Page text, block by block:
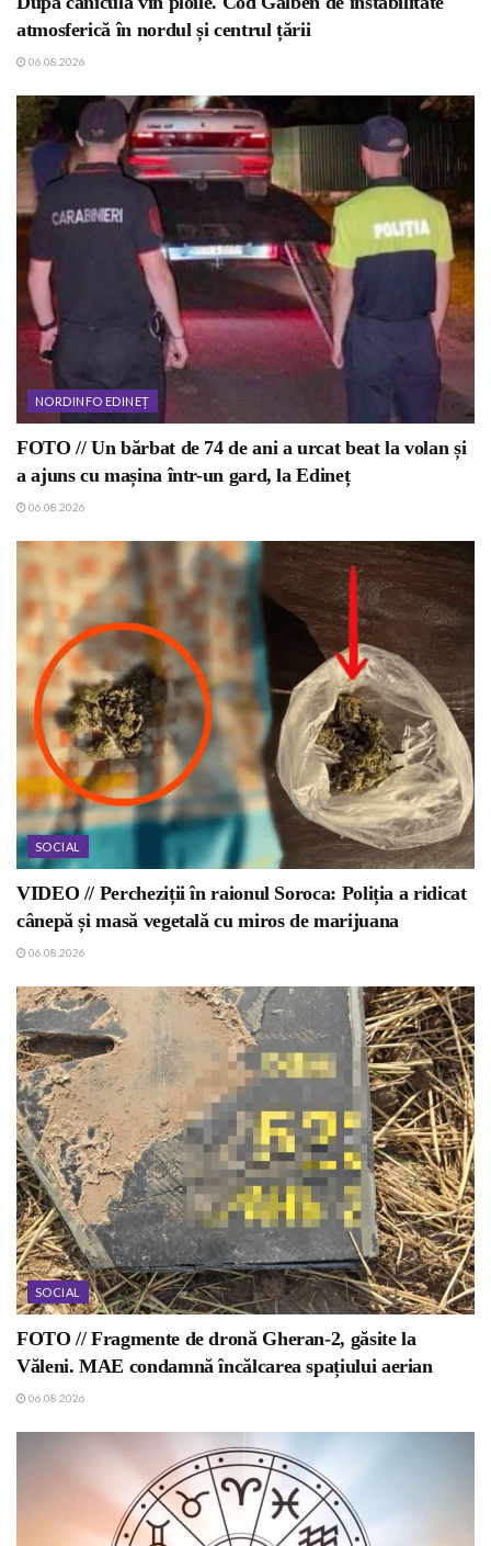
atmosferică în nordul și centrul țării
06.08.2026
NORDINFO EDINEȚ
FOTO // Un bărbat de 74 de ani a urcat beat la volan și
a ajuns cu mașina într-un gard, la Edineț
06.08.2026
SOCIAL
VIDEO // Percheziții în raionul Soroca: Poliția a ridicat
cânepă și masă vegetală cu miros de marijuana
06.08.2026
SOCIAL
FOTO // Fragmente de dronă Gheran-2, găsite la
Văleni. MAE condamnă încălcarea spațiului aerian
06.08.2026